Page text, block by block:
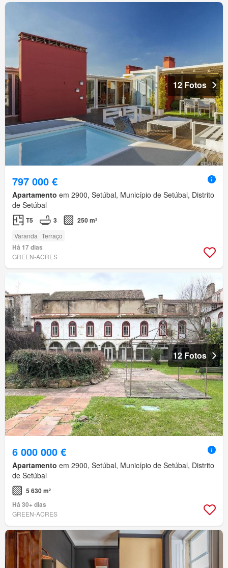
12 Fotos
797 000 €
Apartamento em 2900, Setúbal, Município de Setúbal, Distrito
de Setúbal
T5 3 250 m²
Varanda Terraço
Há 17 dias
GREEN-ACRES
12 Fotos
6 000 000 €
Apartamento em 2900, Setúbal, Município de Setúbal, Distrito
de Setúbal
5 630 m²
Há 30+ dias
GREEN-ACRES